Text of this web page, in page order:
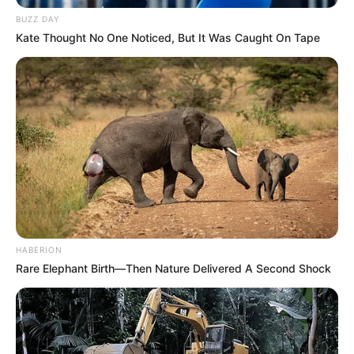
BUZZ DAY
Kate Thought No One Noticed, But It Was Caught On Tape
HABERION
Rare Elephant Birth—Then Nature Delivered A Second Shock